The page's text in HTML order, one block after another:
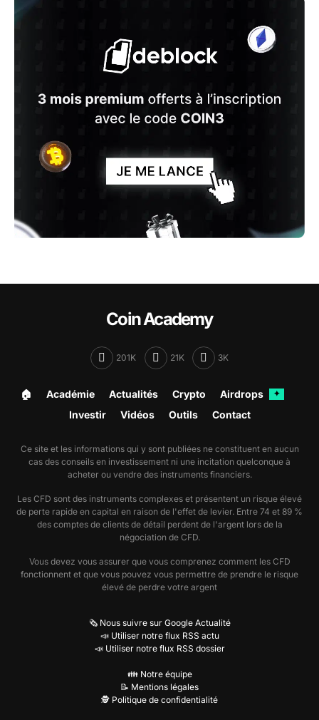
Coin Academy
201K 21K 3K
🏠︎ Académie Actualités Crypto Airdrops ✦
Investir Vidéos Outils Contact
Ce site et les informations qui y sont publiées ne constituent en aucun
cas des conseils en investissement ni une incitation quelconque à
acheter ou vendre des instruments financiers.
Les CFD sont des instruments complexes et présentent un risque élevé
de perte rapide en capital en raison de l'effet de levier. Entre 74 et 89 %
des comptes de clients de détail perdent de l'argent lors de la
négociation de CFD.
Vous devez vous assurer que vous comprenez comment les CFD
fonctionnent et que vous pouvez vous permettre de prendre le risque
élevé de perdre votre argent
🗞️ Nous suivre sur Google Actualité
📣 Utiliser notre flux RSS actu
📣 Utiliser notre flux RSS dossier
👪 Notre équipe
📝 Mentions légales
🕵️ Politique de confidentialité